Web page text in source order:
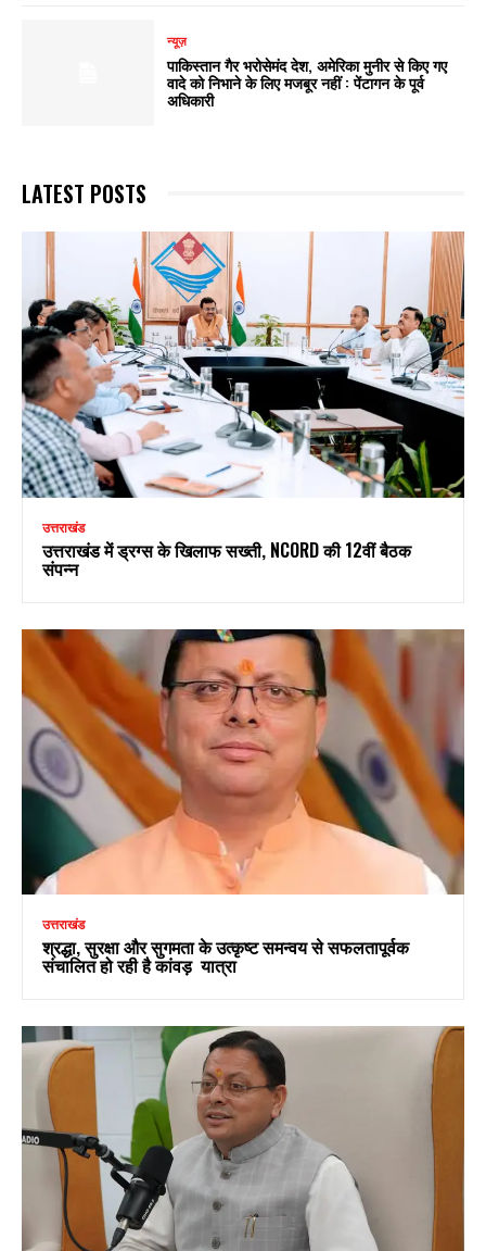
न्यूज़
पाकिस्तान गैर भरोसेमंद देश, अमेरिका मुनीर से किए गए
वादे को निभाने के लिए मजबूर नहीं : पेंटागन के पूर्व
अधिकारी
LATEST POSTS
उत्तराखंड
उत्तराखंड में ड्रग्स के खिलाफ सख्ती, NCORD की 12वीं बैठक
संपन्न
उत्तराखंड
श्रद्धा, सुरक्षा और सुगमता के उत्कृष्ट समन्वय से सफलतापूर्वक
संचालित हो रही है कांवड़ यात्रा